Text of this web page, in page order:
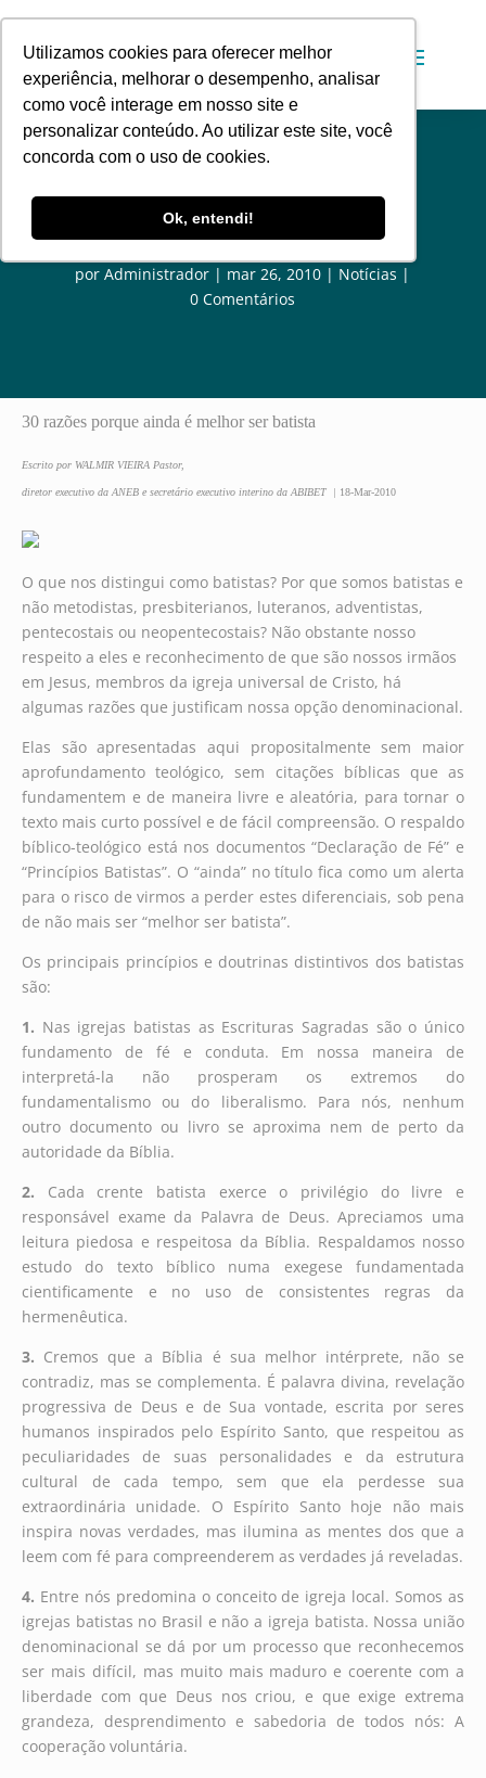
Utilizamos cookies para oferecer melhor
experiência, melhorar o desempenho, analisar
como você interage em nosso site e
personalizar conteúdo. Ao utilizar este site, você
concorda com o uso de cookies.
Ok, entendi!
30 razões porque ainda é melhor
ser batista
porAdministrador mar 26, 2010
Notícias
0 Comentários
30 razões porque ainda é melhor ser batista
Escrito por WALMIR VIEIRA Pastor,
diretor executivo da ANEB e secretário executivo interino da ABIBET | 18-Mar-2010
O que nos distingui como batistas? Por que somos batistas e
não metodistas, presbiterianos, luteranos, adventistas,
pentecostais ou neopentecostais? Não obstante nosso
respeito a eles e reconhecimento de que são nossos irmãos
em Jesus, membros da igreja universal de Cristo, há
algumas razões que justificam nossa opção denominacional.
Elas são apresentadas aqui propositalmente sem maior
aprofundamento teológico, sem citações bíblicas que as
fundamentem e de maneira livre e aleatória, para tornar o
texto mais curto possível e de fácil compreensão. O respaldo
bíblico-teológico está nos documentos “Declaração de Fé” e
“Princípios Batistas”. O “ainda” no título fica como um alerta
para o risco de virmos a perder estes diferenciais, sob pena
de não mais ser “melhor ser batista”.
Os principais princípios e doutrinas distintivos dos batistas
são:
1. Nas igrejas batistas as Escrituras Sagradas são o único
fundamento de fé e conduta. Em nossa maneira de
interpretá-la não prosperam os extremos do
fundamentalismo ou do liberalismo. Para nós, nenhum
outro documento ou livro se aproxima nem de perto da
autoridade da Bíblia.
2. Cada crente batista exerce o privilégio do livre e
responsável exame da Palavra de Deus. Apreciamos uma
leitura piedosa e respeitosa da Bíblia. Respaldamos nosso
estudo do texto bíblico numa exegese fundamentada
cientificamente e no uso de consistentes regras da
hermenêutica.
3. Cremos que a Bíblia é sua melhor intérprete, não se
contradiz, mas se complementa. É palavra divina, revelação
progressiva de Deus e de Sua vontade, escrita por seres
humanos inspirados pelo Espírito Santo, que respeitou as
peculiaridades de suas personalidades e da estrutura
cultural de cada tempo, sem que ela perdesse sua
extraordinária unidade. O Espírito Santo hoje não mais
inspira novas verdades, mas ilumina as mentes dos que a
leem com fé para compreenderem as verdades já reveladas.
4. Entre nós predomina o conceito de igreja local. Somos as
igrejas batistas no Brasil e não a igreja batista. Nossa união
denominacional se dá por um processo que reconhecemos
ser mais difícil, mas muito mais maduro e coerente com a
liberdade com que Deus nos criou, e que exige extrema
grandeza, desprendimento e sabedoria de todos nós: A
cooperação voluntária.